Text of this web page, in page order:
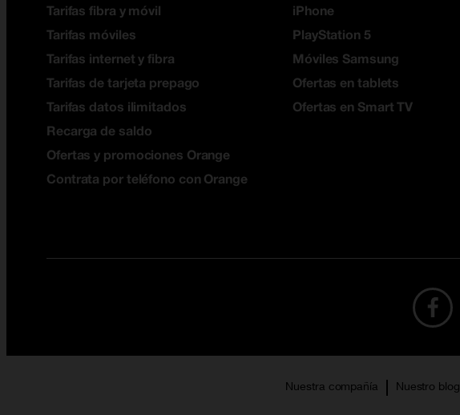
Tarifas fibra y móvil
Tarifas móviles
Tarifas internet y fibra
Tarifas de tarjeta prepago
Tarifas datos ilimitados
Recarga de saldo
Ofertas y promociones Orange
Contrata por teléfono con Orange
iPhone
PlayStation 5
Móviles Samsung
Ofertas en tablets
Ofertas en Smart TV
Nuestra compañía Nuestro blog